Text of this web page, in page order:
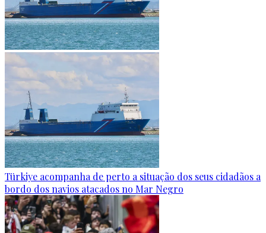
Türkiye acompanha de perto a situação dos seus cidadãos a
bordo dos navios atacados no Mar Negro